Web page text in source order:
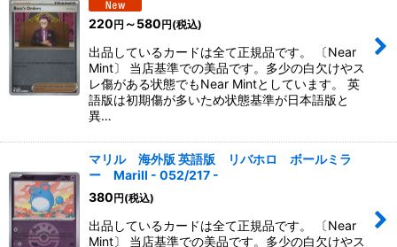
220円 ～580円(税込)
出品しているカードは全て正規品です。 〔Near
Mint〕 当店基準での美品です。多少の白欠けやス
レ傷がある状態でもNear Mintとしています。 英
語版は初期傷が多いため状態基準が日本語版と
異…
マリル 海外版 英語版 リバホロ ボールミラ
ー Marill - 052/217 -
380円(税込)
出品しているカードは全て正規品です。 〔Near
Mint〕 当店基準での美品です。多少の白欠けやス